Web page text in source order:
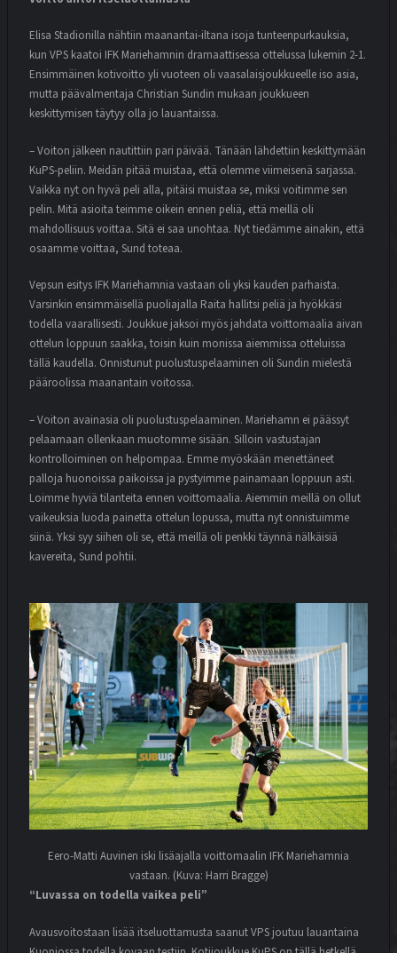
Elisa Stadionilla nähtiin maanantai-iltana isoja tunteenpurkauksia,
kun VPS kaatoi IFK Mariehamnin dramaattisessa ottelussa lukemin 2-1.
Ensimmäinen kotivoitto yli vuoteen oli vaasalaisjoukkueelle iso asia,
mutta päävalmentaja Christian Sundin mukaan joukkueen
keskittymisen täytyy olla jo lauantaissa.
– Voiton jälkeen nautittiin pari päivää. Tänään lähdettiin keskittymään
KuPS-peliin. Meidän pitää muistaa, että olemme viimeisenä sarjassa.
Vaikka nyt on hyvä peli alla, pitäisi muistaa se, miksi voitimme sen
pelin. Mitä asioita teimme oikein ennen peliä, että meillä oli
mahdollisuus voittaa. Sitä ei saa unohtaa. Nyt tiedämme ainakin, että
osaamme voittaa, Sund toteaa.
Vepsun esitys IFK Mariehamnia vastaan oli yksi kauden parhaista.
Varsinkin ensimmäisellä puoliajalla Raita hallitsi peliä ja hyökkäsi
todella vaarallisesti. Joukkue jaksoi myös jahdata voittomaalia aivan
ottelun loppuun saakka, toisin kuin monissa aiemmissa otteluissa
tällä kaudella. Onnistunut puolustuspelaaminen oli Sundin mielestä
pääroolissa maanantain voitossa.
– Voiton avainasia oli puolustuspelaaminen. Mariehamn ei päässyt
pelaamaan ollenkaan muotomme sisään. Silloin vastustajan
kontrolloiminen on helpompaa. Emme myöskään menettäneet
palloja huonoissa paikoissa ja pystyimme painamaan loppuun asti.
Loimme hyviä tilanteita ennen voittomaalia. Aiemmin meillä on ollut
vaikeuksia luoda painetta ottelun lopussa, mutta nyt onnistuimme
siinä. Yksi syy siihen oli se, että meillä oli penkki täynnä nälkäisiä
kavereita, Sund pohtii.
Eero-Matti Auvinen iski lisäajalla voittomaalin IFK Mariehamnia
vastaan. (Kuva: Harri Bragge)
“Luvassa on todella vaikea peli”
Avausvoitostaan lisää itseluottamusta saanut VPS joutuu lauantaina